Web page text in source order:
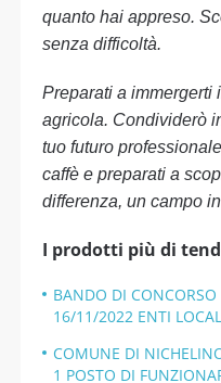
quanto hai appreso.
senza difficoltà.
Preparati a immergerti
agricola. Condividerò
tuo futuro
caffè e preparati a
differenza, un campo
I prodotti più di
BANDO DI CONCORSO
16/11/2022 ENTI
COMUNE DI
1 POSTO DI